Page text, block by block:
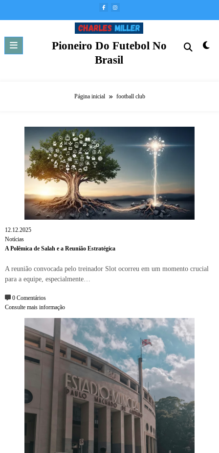
Pioneiro Do Futebol No
Brasil
Página inicial football club
12.12.2025
Notícias
A Polêmica de Salah e a Reunião Estratégica
A reunião convocada pelo treinador Slot ocorreu em um momento crucial
para a equipe, especialmente…
0 Comentários
Consulte mais informação